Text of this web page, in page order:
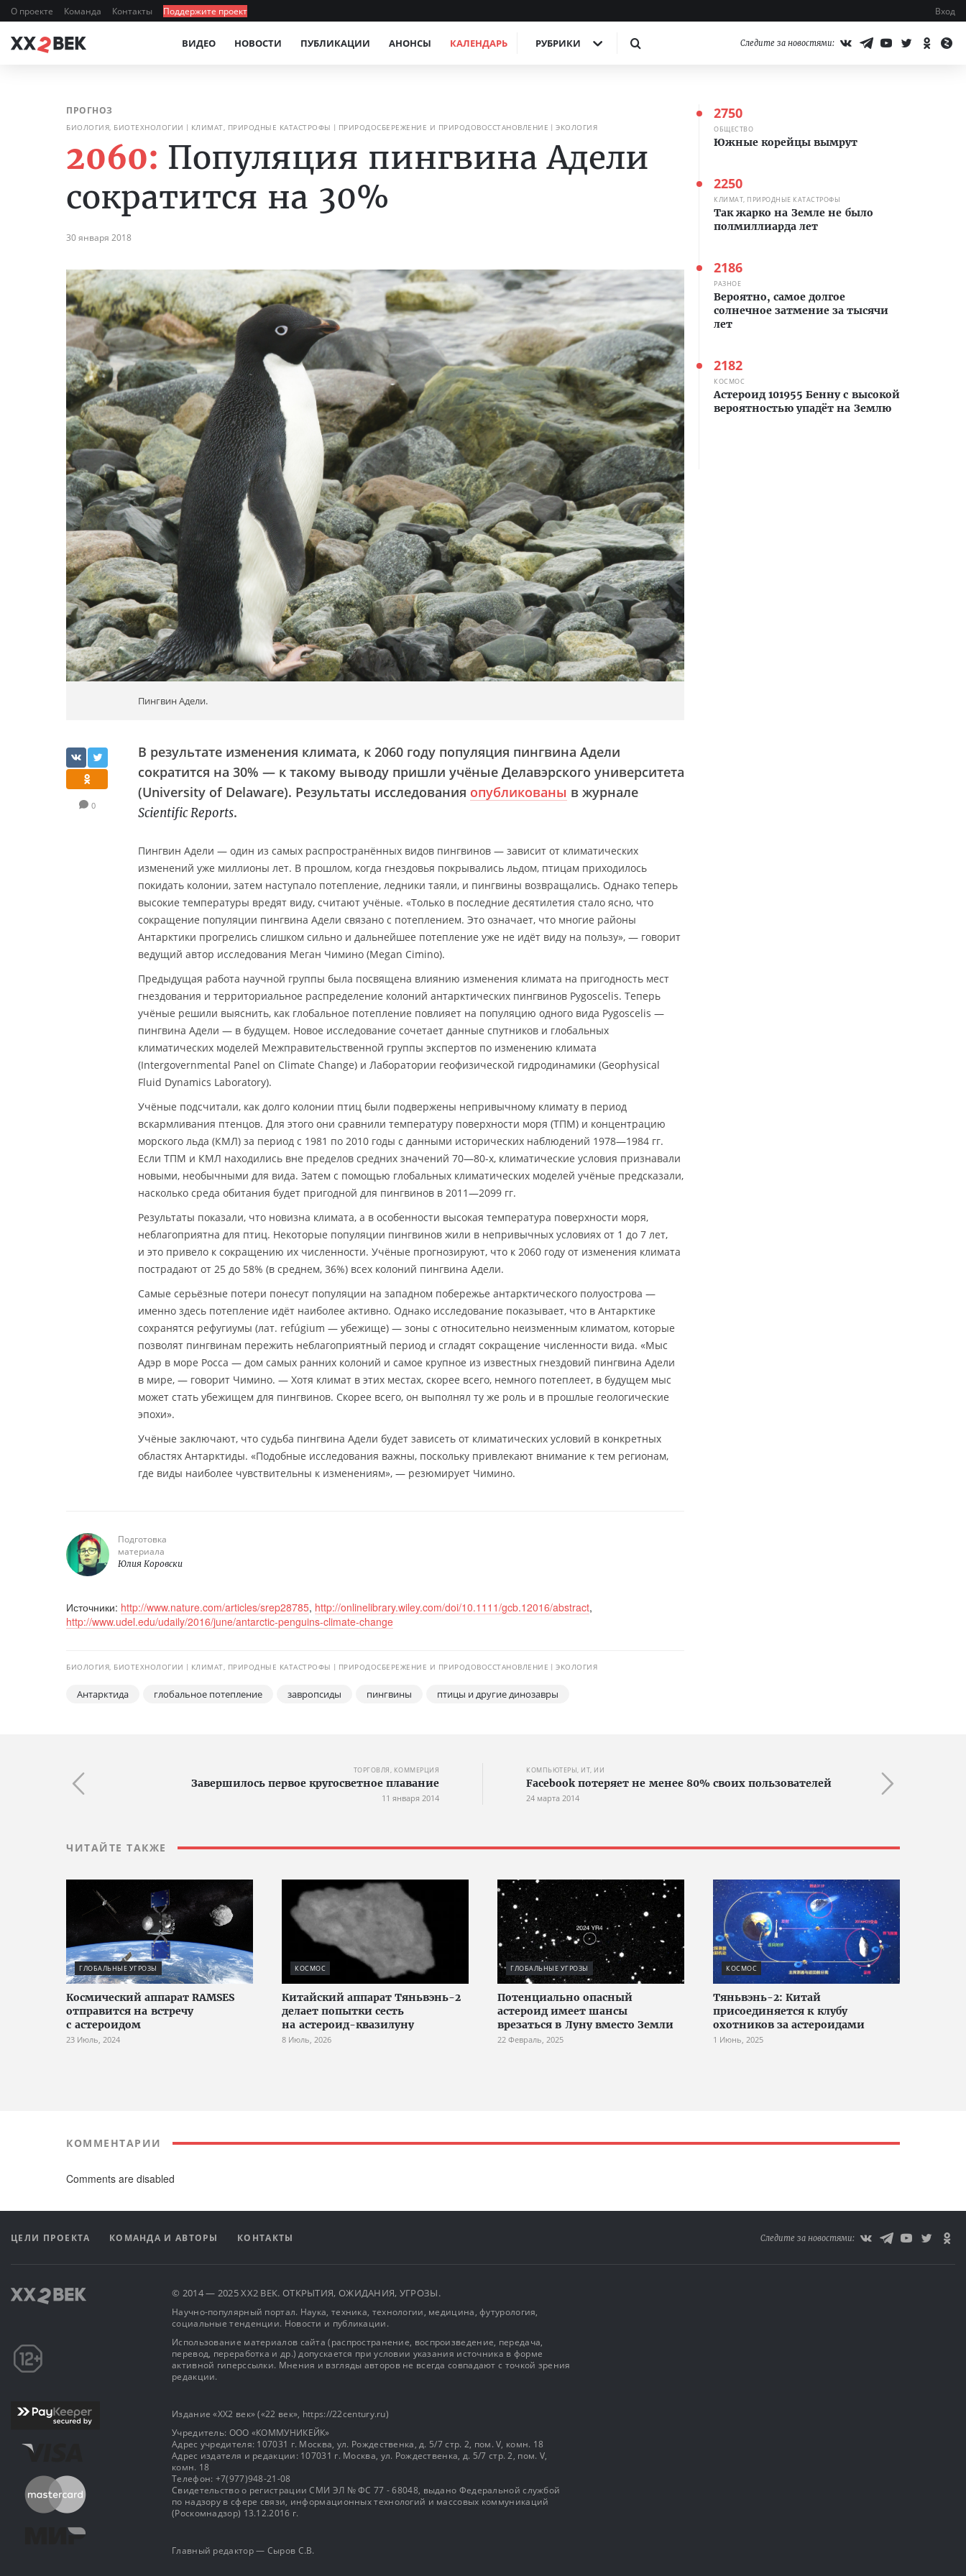
О проекте Команда Контакты Поддержите проект Вход
ВИДЕО НОВОСТИ ПУБЛИКАЦИИ АНОНСЫ КАЛЕНДАРЬ РУБРИКИ Следите за новостями:
ПРОГНОЗ
БИОЛОГИЯ, БИОТЕХНОЛОГИИ КЛИМАТ, ПРИРОДНЫЕ КАТАСТРОФЫ ПРИРОДОСБЕРЕЖЕНИЕ И ПРИРОДОВОССТАНОВЛЕНИЕ ЭКОЛОГИЯ
2060: Популяция пингвина Адели
сократится на 30%
30 января 2018
Пингвин Адели.
0
В результате изменения климата, к 2060 году популяция пингвина Адели
сократится на 30% — к такому выводу пришли учёные Делавэрского университета
(University of Delaware). Результаты исследования опубликованы в журнале
Scientific Reports.
Пингвин Адели — один из самых распространённых видов пингвинов — зависит от климатических
изменений уже миллионы лет. В прошлом, когда гнездовья покрывались льдом, птицам приходилось
покидать колонии, затем наступало потепление, ледники таяли, и пингвины возвращались. Однако теперь
высокие температуры вредят виду, считают учёные. «Только в последние десятилетия стало ясно, что
сокращение популяции пингвина Адели связано с потеплением. Это означает, что многие районы
Антарктики прогрелись слишком сильно и дальнейшее потепление уже не идёт виду на пользу», — говорит
ведущий автор исследования Меган Чимино (Megan Cimino).
Предыдущая работа научной группы была посвящена влиянию изменения климата на пригодность мест
гнездования и территориальное распределение колоний антарктических пингвинов Pygoscelis. Теперь
учёные решили выяснить, как глобальное потепление повлияет на популяцию одного вида Pygoscelis —
пингвина Адели — в будущем. Новое исследование сочетает данные спутников и глобальных
климатических моделей Межправительственной группы экспертов по изменению климата
(Intergovernmental Panel on Climate Change) и Лаборатории геофизической гидродинамики (Geophysical
Fluid Dynamics Laboratory).
Учёные подсчитали, как долго колонии птиц были подвержены непривычному климату в период
вскармливания птенцов. Для этого они сравнили температуру поверхности моря (ТПМ) и концентрацию
морского льда (КМЛ) за период с 1981 по 2010 годы с данными исторических наблюдений 1978—1984 гг.
Если ТПМ и КМЛ находились вне пределов средних значений 70—80-х, климатические условия признавали
новыми, необычными для вида. Затем с помощью глобальных климатических моделей учёные предсказали,
насколько среда обитания будет пригодной для пингвинов в 2011—2099 гг.
Результаты показали, что новизна климата, а в особенности высокая температура поверхности моря,
неблагоприятна для птиц. Некоторые популяции пингвинов жили в непривычных условиях от 1 до 7 лет,
и это привело к сокращению их численности. Учёные прогнозируют, что к 2060 году от изменения климата
пострадают от 25 до 58% (в среднем, 36%) всех колоний пингвина Адели.
Самые серьёзные потери понесут популяции на западном побережье антарктического полуострова —
именно здесь потепление идёт наиболее активно. Однако исследование показывает, что в Антарктике
сохранятся рефугиумы (лат. refúgium — убежище) — зоны с относительно неизменным климатом, которые
позволят пингвинам пережить неблагоприятный период и сгладят сокращение численности вида. «Мыс
Адэр в море Росса — дом самых ранних колоний и самое крупное из известных гнездовий пингвина Адели
в мире, — говорит Чимино. — Хотя климат в этих местах, скорее всего, немного потеплеет, в будущем мыс
может стать убежищем для пингвинов. Скорее всего, он выполнял ту же роль и в прошлые геологические
эпохи».
Учёные заключают, что судьба пингвина Адели будет зависеть от климатических условий в конкретных
областях Антарктиды. «Подобные исследования важны, поскольку привлекают внимание к тем регионам,
где виды наиболее чувствительны к изменениям», — резюмирует Чимино.
Подготовка
материала
Юлия Коровски
Источники: http://www.nature.com/articles/srep28785, http://onlinelibrary.wiley.com/doi/10.1111/gcb.12016/abstract,
http://www.udel.edu/udaily/2016/june/antarctic-penguins-climate-change
БИОЛОГИЯ, БИОТЕХНОЛОГИИ КЛИМАТ, ПРИРОДНЫЕ КАТАСТРОФЫ ПРИРОДОСБЕРЕЖЕНИЕ И ПРИРОДОВОССТАНОВЛЕНИЕ ЭКОЛОГИЯ
Антарктида глобальное потепление завропсиды пингвины птицы и другие динозавры
2750
ОБЩЕСТВО
Южные корейцы вымрут
2250
КЛИМАТ, ПРИРОДНЫЕ КАТАСТРОФЫ
Так жарко на Земле не было
полмиллиарда лет
2186
РАЗНОЕ
Вероятно, самое долгое
солнечное затмение за тысячи
лет
2182
КОСМОС
Астероид 101955 Бенну с высокой
вероятностью упадёт на Землю
ТОРГОВЛЯ, КОММЕРЦИЯ
Завершилось первое кругосветное плавание
11 января 2014
КОМПЬЮТЕРЫ, ИТ, ИИ
Facebook потеряет не менее 80% своих пользователей
24 марта 2014
ЧИТАЙТЕ ТАКЖЕ
ГЛОБАЛЬНЫЕ УГРОЗЫ
Космический аппарат RAMSES
отправится на встречу
с астероидом
23 Июль, 2024
КОСМОС
Китайский аппарат Тяньвэнь-2
делает попытки сесть
на астероид-квазилуну
8 Июль, 2026
ГЛОБАЛЬНЫЕ УГРОЗЫ
Потенциально опасный
астероид имеет шансы
врезаться в Луну вместо Земли
22 Февраль, 2025
КОСМОС
Тяньвэнь-2: Китай
присоединяется к клубу
охотников за астероидами
1 Июнь, 2025
КОММЕНТАРИИ
Comments are disabled
ЦЕЛИ ПРОЕКТА КОМАНДА И АВТОРЫ КОНТАКТЫ Следите за новостями:
© 2014 — 2025 XX2 ВЕК. ОТКРЫТИЯ, ОЖИДАНИЯ, УГРОЗЫ.
Научно-популярный портал. Наука, техника, технологии, медицина, футурология,
социальные тенденции. Новости и публикации.
Использование материалов сайта (распространение, воспроизведение, передача,
перевод, переработка и др.) допускается при условии указания источника в форме
активной гиперссылки. Мнения и взгляды авторов не всегда совпадают с точкой зрения
редакции.
Издание «XX2 век» («22 век», https://22century.ru)
Учредитель: OOO «КОММУНИКЕЙК»
Адрес учредителя: 107031 г. Москва, ул. Рождественка, д. 5/7 стр. 2, пом. V, комн. 18
Адрес издателя и редакции: 107031 г. Москва, ул. Рождественка, д. 5/7 стр. 2, пом. V,
комн. 18
Телефон: +7(977)948-21-08
Свидетельство о регистрации СМИ ЭЛ № ФС 77 - 68048, выдано Федеральной службой
по надзору в сфере связи, информационных технологий и массовых коммуникаций
(Роскомнадзор) 13.12.2016 г.
Главный редактор — Сыров С.В.